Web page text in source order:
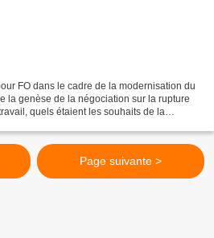
FO dans le cadre de la modernisation du
la genèse de la négociation sur la rupture
quels étaient les souhaits de la
Page suivante >